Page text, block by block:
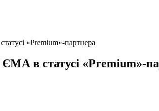
«Premium»-партнера
ЄМА в статусі «Premium»-